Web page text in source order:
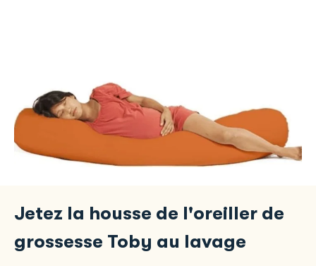
Jetez la housse de l'oreiller de
grossesse Toby au lavage